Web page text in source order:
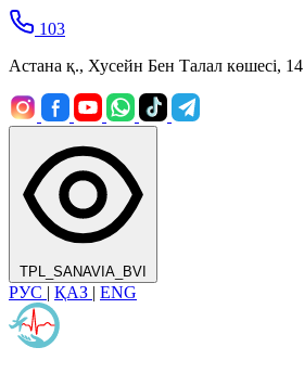
103
Астана қ., Хусейн Бен Талал көшесі, 14
TPL_SANAVIA_BVI
РУС | ҚАЗ | ENG